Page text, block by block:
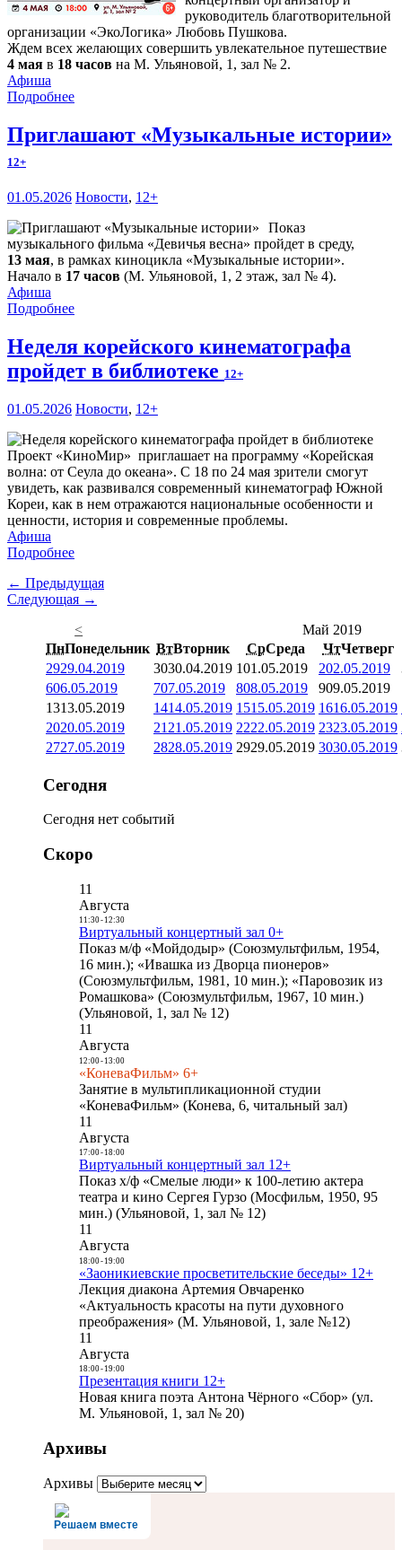
руководитель благотворительной
организации «ЭкоЛогика» Любовь Пушкова.
Ждем всех желающих совершить увлекательное путешествие
4 мая в 18 часов на М. Ульяновой, 1, зал № 2.
Афиша
Подробнее
Приглашают «Музыкальные истории»
12+
01.05.2026 Новости, 12+
Показ
музыкального фильма «Девичья весна» пройдет в среду,
13 мая, в рамках киноцикла «Музыкальные истории».
Начало в 17 часов (М. Ульяновой, 1, 2 этаж, зал № 4).
Афиша
Подробнее
Неделя корейского кинематографа
пройдет в библиотеке 12+
01.05.2026 Новости, 12+
Проект «КиноМир» приглашает на программу «Корейская
волна: от Сеула до океана». С 18 по 24 мая зрители смогут
увидеть, как развивался современный кинематограф Южной
Кореи, как в нем отражаются национальные особенности и
ценности, история и современные проблемы.
Афиша
Подробнее
← Предыдущая
Следующая →
<
Май 2019
ПнПонедельник ВтВторник СрСреда ЧтЧетверг
2929.04.2019 3030.04.2019 101.05.2019 202.05.2019
606.05.2019 707.05.2019 808.05.2019 909.05.2019
1313.05.2019 1414.05.2019 1515.05.2019 1616.05.2019
2020.05.2019 21 21.05.2019 2222.05.2019 2323.05.2019
2727.05.2019 2828.05.2019 2929.05.2019 3030.05.2019
Сегодня
Сегодня нет событий
Скоро
11
Августа
11:30- 12:30
Виртуальный концертный зал 0+
Показ м/ф «Мойдодыр» (Союзмультфильм, 1954,
16 мин.); «Ивашка из Дворца пионеров»
(Союзмультфильм, 1981, 10 мин.); «Паровозик из
Ромашкова» (Союзмультфильм, 1967, 10 мин.)
(Ульяновой, 1, зал № 12)
11
Августа
12:00- 13:00
«КоневаФильм» 6+
Занятие в мультипликационной студии
«КоневаФильм» (Конева, 6, читальный зал)
11
Августа
17:00- 18:00
Виртуальный концертный зал 12+
Показ х/ф «Смелые люди» к 100-летию актера
театра и кино Сергея Гурзо (Мосфильм, 1950, 95
мин.) (Ульяновой, 1, зал № 12)
11
Августа
18:00- 19:00
«Заоникиевские просветительские беседы» 12+
Лекция диакона Артемия Овчаренко
«Актуальность красоты на пути духовного
преображения» (М. Ульяновой, 1, зале №12)
11
Августа
18:00- 19:00
Презентация книги 12+
Новая книга поэта Антона Чёрного «Сбор» (ул.
М. Ульяновой, 1, зал № 20)
Архивы
Архивы
Решаем вместе